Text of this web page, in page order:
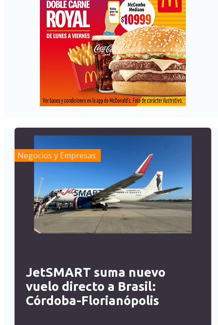
Negocios y Empresas
JetSMART suma nuevo
vuelo directo a Brasil:
Córdoba-Florianópolis